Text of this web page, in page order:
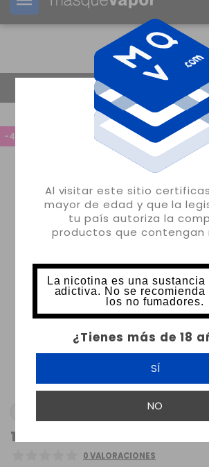
Al visitar este sitio
mayor de edad y que la
tu país autoriza la
productos que contengan
La nicotina es una sustancia
adictiva. No se recomienda
los no fumadores.
¿Tienes más de 18
SÍ
NO
Tu pedido puede ser enviado en
-45%
0 VALORACIONES